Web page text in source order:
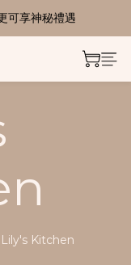
可享神秘禮遇
Lily's Kitchen